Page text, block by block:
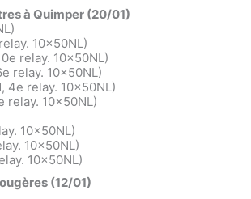
à Quimper (20/01)
10x50NL)
relay. 10x50NL)
relay. 10x50NL)
4e relay. 10x50NL)
relay. 10x50NL)
10x50NL)
10x50NL)
10x50NL)
(12/01)